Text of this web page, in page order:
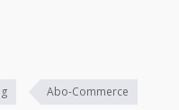
Abo-Commerce